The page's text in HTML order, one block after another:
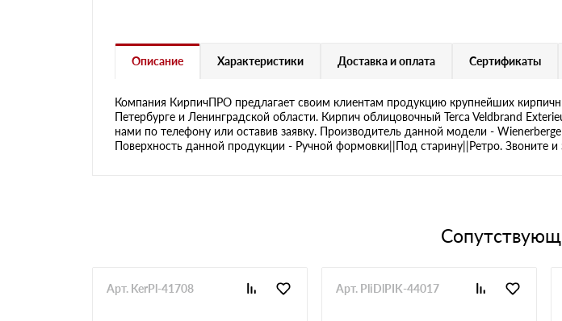
Описание Характеристики Доставка и оплата Сертификаты
Компания КирпичПРО предлагает своим клиентам продукцию крупнейших
Петербурге и Ленинградской области. Кирпич облицовочный Terca Veldbrand
нами по телефону или оставив заявку. Производитель данной модели -
Поверхность данной продукции - Ручной формовки||Под старину||Ретро. Звоните и
Арт. KerPl-41708 Арт. PliDlPIK-44017